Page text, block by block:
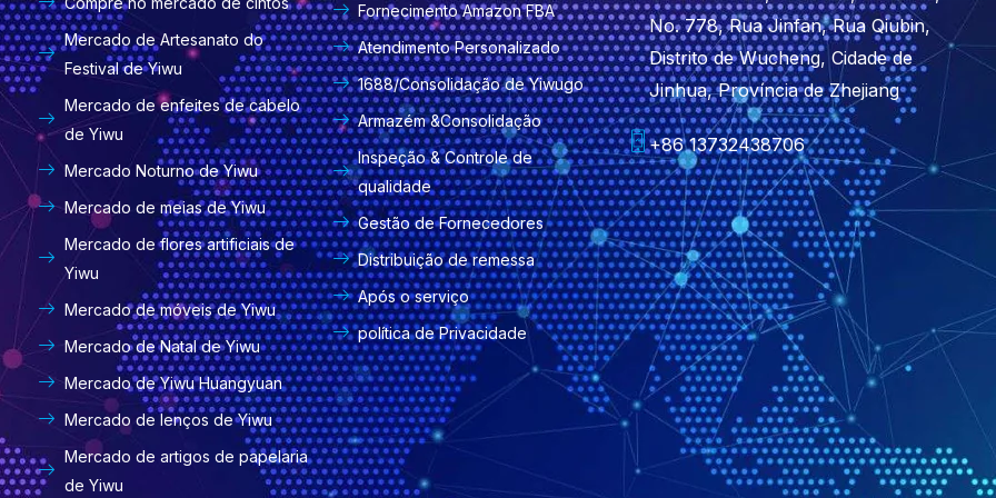
Mercado de Artesanato do
Festival de Yiwu
Mercado de enfeites de cabelo
de Yiwu
Mercado Noturno de Yiwu
Mercado de meias de Yiwu
Mercado de flores artificiais de
Yiwu
Mercado de móveis de Yiwu
Mercado de Natal de Yiwu
Mercado de Yiwu Huangyuan
Mercado de lenços de Yiwu
Mercado de artigos de papelaria
de Yiwu
Fornecimento Amazon FBA
Atendimento Personalizado
1688/Consolidação de Yiwugo
Armazém &Consolidação
Inspeção & Controle de
qualidade
Gestão de Fornecedores
Distribuição de remessa
Após o serviço
política de Privacidade
No. 778, Rua Jinfan, Rua Qiubin,
Distrito de Wucheng, Cidade de
Jinhua, Província de Zhejiang
+86 13732438706